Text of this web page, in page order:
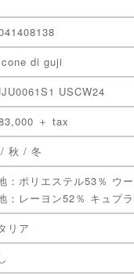
di guji
USCW24
＋ tax
秋 / 冬
：ポリエステル53％ ウ
：レーヨン52％ キュプ
リア